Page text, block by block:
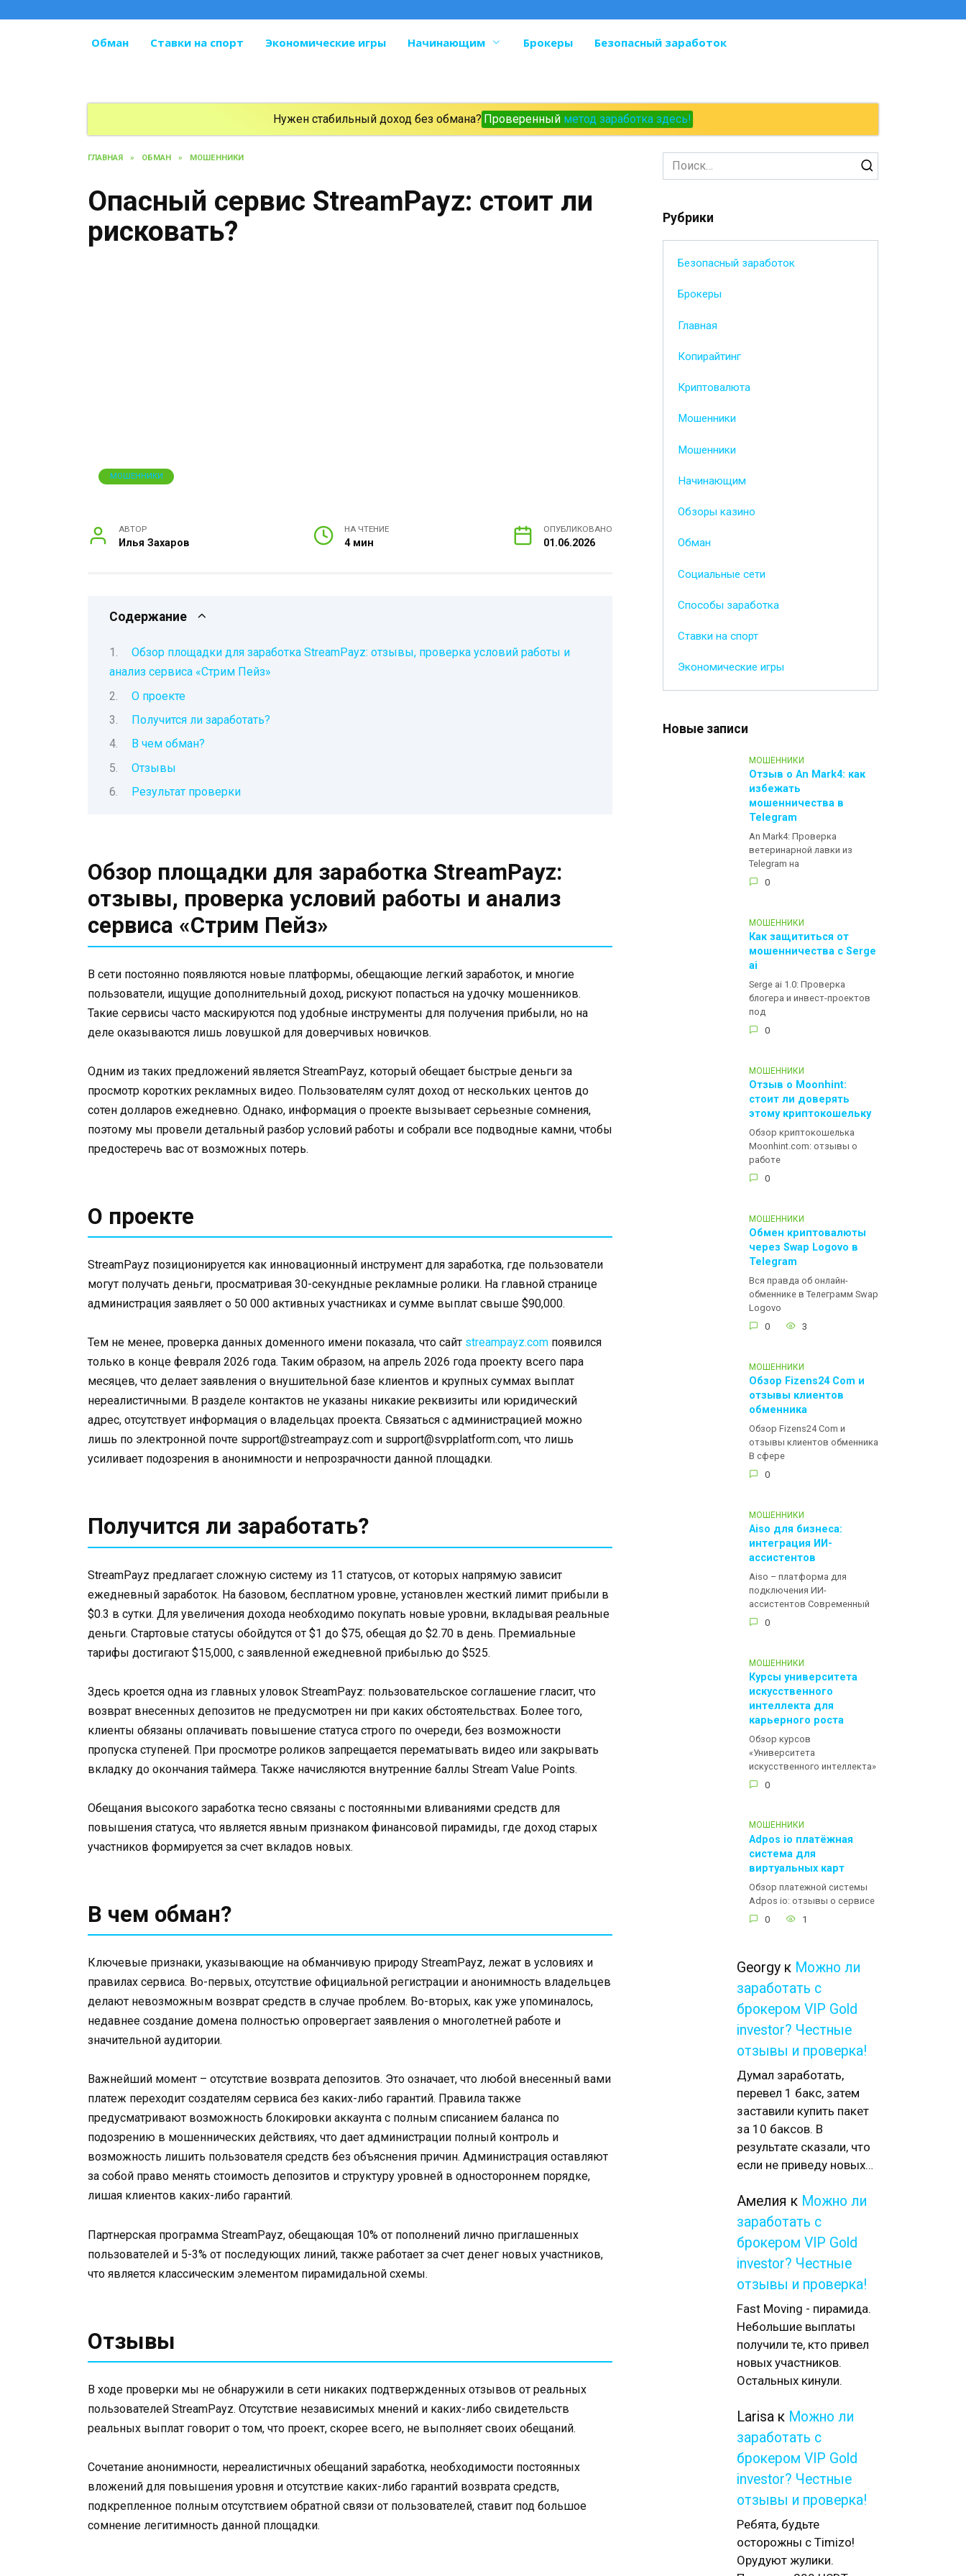
Обман Ставки на спорт Экономические игры Начинающим Брокеры Безопасный заработок
Нужен стабильный доход без обмана? Проверенный метод заработка здесь!
ГЛАВНАЯ » ОБМАН » МОШЕННИКИ
Опасный сервис StreamPayz: стоит ли
рисковать?
МОШЕННИКИ
АВТОР
Илья Захаров
НА ЧТЕНИЕ
4 мин
ОПУБЛИКОВАНО
01.06.2026
Содержание
Обзор площадки для заработка StreamPayz: отзывы, проверка условий работы и
анализ сервиса «Стрим Пейз»
О проекте
Получится ли заработать?
В чем обман?
Отзывы
Результат проверки
Обзор площадки для заработка StreamPayz:
отзывы, проверка условий работы и анализ
сервиса «Стрим Пейз»
В сети постоянно появляются новые платформы, обещающие легкий заработок, и многие
пользователи, ищущие дополнительный доход, рискуют попасться на удочку мошенников.
Такие сервисы часто маскируются под удобные инструменты для получения прибыли, но на
деле оказываются лишь ловушкой для доверчивых новичков.
Одним из таких предложений является StreamPayz, который обещает быстрые деньги за
просмотр коротких рекламных видео. Пользователям сулят доход от нескольких центов до
сотен долларов ежедневно. Однако, информация о проекте вызывает серьезные сомнения,
поэтому мы провели детальный разбор условий работы и собрали все подводные камни, чтобы
предостеречь вас от возможных потерь.
О проекте
StreamPayz позиционируется как инновационный инструмент для заработка, где пользователи
могут получать деньги, просматривая 30-секундные рекламные ролики. На главной странице
администрация заявляет о 50 000 активных участниках и сумме выплат свыше $90,000.
Тем не менее, проверка данных доменного имени показала, что сайт streampayz.com появился
только в конце февраля 2026 года. Таким образом, на апрель 2026 года проекту всего пара
месяцев, что делает заявления о внушительной базе клиентов и крупных суммах выплат
нереалистичными. В разделе контактов не указаны никакие реквизиты или юридический
адрес, отсутствует информация о владельцах проекта. Связаться с администрацией можно
лишь по электронной почте support@streampayz.com и support@svpplatform.com, что лишь
усиливает подозрения в анонимности и непрозрачности данной площадки.
Получится ли заработать?
StreamPayz предлагает сложную систему из 11 статусов, от которых напрямую зависит
ежедневный заработок. На базовом, бесплатном уровне, установлен жесткий лимит прибыли в
$0.3 в сутки. Для увеличения дохода необходимо покупать новые уровни, вкладывая реальные
деньги. Стартовые статусы обойдутся от $1 до $75, обещая до $2.70 в день. Премиальные
тарифы достигают $15,000, с заявленной ежедневной прибылью до $525.
Здесь кроется одна из главных уловок StreamPayz: пользовательское соглашение гласит, что
возврат внесенных депозитов не предусмотрен ни при каких обстоятельствах. Более того,
клиенты обязаны оплачивать повышение статуса строго по очереди, без возможности
пропуска ступеней. При просмотре роликов запрещается перематывать видео или закрывать
вкладку до окончания таймера. Также начисляются внутренние баллы Stream Value Points.
Обещания высокого заработка тесно связаны с постоянными вливаниями средств для
повышения статуса, что является явным признаком финансовой пирамиды, где доход старых
участников формируется за счет вкладов новых.
В чем обман?
Ключевые признаки, указывающие на обманчивую природу StreamPayz, лежат в условиях и
правилах сервиса. Во-первых, отсутствие официальной регистрации и анонимность владельцев
делают невозможным возврат средств в случае проблем. Во-вторых, как уже упоминалось,
недавнее создание домена полностью опровергает заявления о многолетней работе и
значительной аудитории.
Важнейший момент – отсутствие возврата депозитов. Это означает, что любой внесенный вами
платеж переходит создателям сервиса без каких-либо гарантий. Правила также
предусматривают возможность блокировки аккаунта с полным списанием баланса по
подозрению в мошеннических действиях, что дает администрации полный контроль и
возможность лишить пользователя средств без объяснения причин. Администрация оставляют
за собой право менять стоимость депозитов и структуру уровней в одностороннем порядке,
лишая клиентов каких-либо гарантий.
Партнерская программа StreamPayz, обещающая 10% от пополнений лично приглашенных
пользователей и 5-3% от последующих линий, также работает за счет денег новых участников,
что является классическим элементом пирамидальной схемы.
Отзывы
В ходе проверки мы не обнаружили в сети никаких подтвержденных отзывов от реальных
пользователей StreamPayz. Отсутствие независимых мнений и каких-либо свидетельств
реальных выплат говорит о том, что проект, скорее всего, не выполняет своих обещаний.
Сочетание анонимности, нереалистичных обещаний заработка, необходимости постоянных
вложений для повышения уровня и отсутствие каких-либо гарантий возврата средств,
подкрепленное полным отсутствием обратной связи от пользователей, ставит под большое
сомнение легитимность данной площадки.
Search
for:
Рубрики
Безопасный заработок
Брокеры
Главная
Копирайтинг
Криптовалюта
Мошенники
Мошенники
Начинающим
Обзоры казино
Обман
Социальные сети
Способы заработка
Ставки на спорт
Экономические игры
Новые записи
МОШЕННИКИ
Отзыв о An Mark4: как
избежать
мошенничества в
Telegram
An Mark4: Проверка
ветеринарной лавки из
Telegram на
0
МОШЕННИКИ
Как защититься от
мошенничества с Serge
ai
Serge ai 1.0: Проверка
блогера и инвест-проектов
под
0
МОШЕННИКИ
Отзыв о Moonhint:
стоит ли доверять
этому криптокошельку
Обзор криптокошелька
Moonhint.com: отзывы о
работе
0
МОШЕННИКИ
Обмен криптовалюты
через Swap Logovo в
Telegram
Вся правда об онлайн-
обменнике в Телеграмм Swap
Logovo
0
3
МОШЕННИКИ
Обзор Fizens24 Com и
отзывы клиентов
обменника
Обзор Fizens24 Com и
отзывы клиентов обменника
В сфере
0
МОШЕННИКИ
Aiso для бизнеса:
интеграция ИИ-
ассистентов
Aiso – платформа для
подключения ИИ-
ассистентов Современный
0
МОШЕННИКИ
Курсы университета
искусственного
интеллекта для
карьерного роста
Обзор курсов
«Университета
искусственного интеллекта»
0
МОШЕННИКИ
Adpos io платёжная
система для
виртуальных карт
Обзор платежной системы
Adpos io: отзывы о сервисе
0
1
Georgy к Можно ли
заработать с
брокером VIP Gold
investor? Честные
отзывы и проверка!
Думал заработать,
перевел 1 бакс, затем
заставили купить пакет
за 10 баксов. В
результате сказали, что
если не приведу новых…
Амелия к Можно ли
заработать с
брокером VIP Gold
investor? Честные
отзывы и проверка!
Fast Moving - пирамида.
Небольшие выплаты
получили те, кто привел
новых участников.
Остальных кинули.
Larisa к Можно ли
заработать с
брокером VIP Gold
investor? Честные
отзывы и проверка!
Ребята, будьте
осторожны с Timizo!
Орудуют жулики.